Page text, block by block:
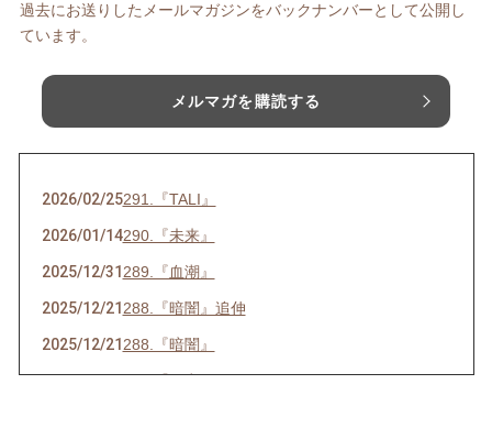
過去にお送りしたメールマガジンをバックナンバーとして公開し
ています。
メルマガを購読する
2026/02/25291.『TALI』
2026/01/14290.『未来』
2025/12/31289.『血潮』
2025/12/21288.『暗闇』追伸
2025/12/21288.『暗闇』
2025/07/16286.『ネ申』